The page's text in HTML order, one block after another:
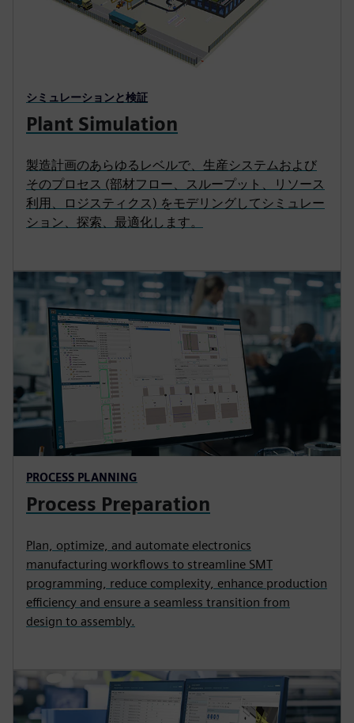
シミュレーションと検証
Plant Simulation
製造計画のあらゆるレベルで、生産システムおよび
そのプロセス (部材フロー、スループット、リソース
利用、ロジスティクス) をモデリングしてシミュレー
ション、探索、最適化します。
PROCESS PLANNING
Process Preparation
Plan, optimize, and automate electronics
manufacturing workflows to streamline SMT
programming, reduce complexity, enhance production
efficiency and ensure a seamless transition from
design to assembly.